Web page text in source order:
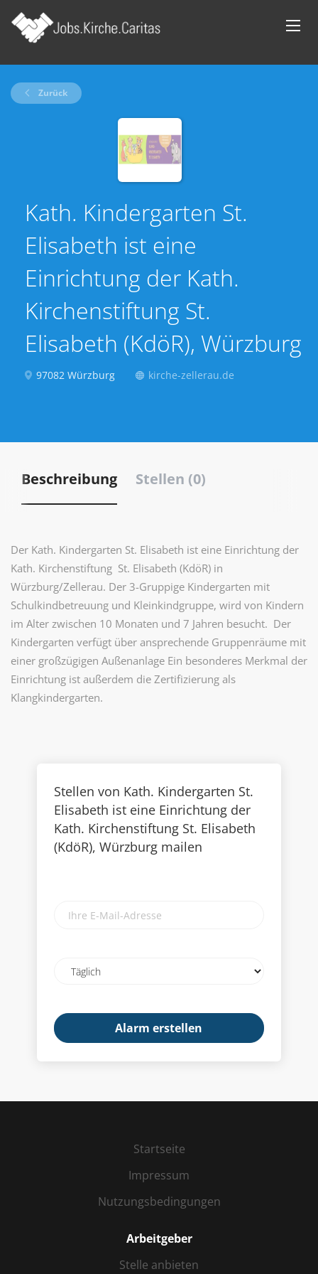
Zurück
Kath. Kindergarten St.
Elisabeth ist eine
Einrichtung der Kath.
Kirchenstiftung St.
Elisabeth (KdöR), Würzburg
97082 Würzburg kirche-zellerau.de
Beschreibung Stellen (0)
Der Kath. Kindergarten St. Elisabeth ist eine Einrichtung der
Kath. Kirchenstiftung St. Elisabeth (KdöR) in
Würzburg/Zellerau. Der 3-Gruppige Kindergarten mit
Schulkindbetreuung und Kleinkindgruppe, wird von Kindern
im Alter zwischen 10 Monaten und 7 Jahren besucht. Der
Kindergarten verfügt über ansprechende Gruppenräume mit
einer großzügigen Außenanlage Ein besonderes Merkmal der
Einrichtung ist außerdem die Zertifizierung als
Klangkindergarten.
Stellen von Kath. Kindergarten St.
Elisabeth ist eine Einrichtung der
Kath. Kirchenstiftung St. Elisabeth
(KdöR), Würzburg mailen
frequency
Startseite
Impressum
Nutzungsbedingungen
Arbeitgeber
Stelle anbieten